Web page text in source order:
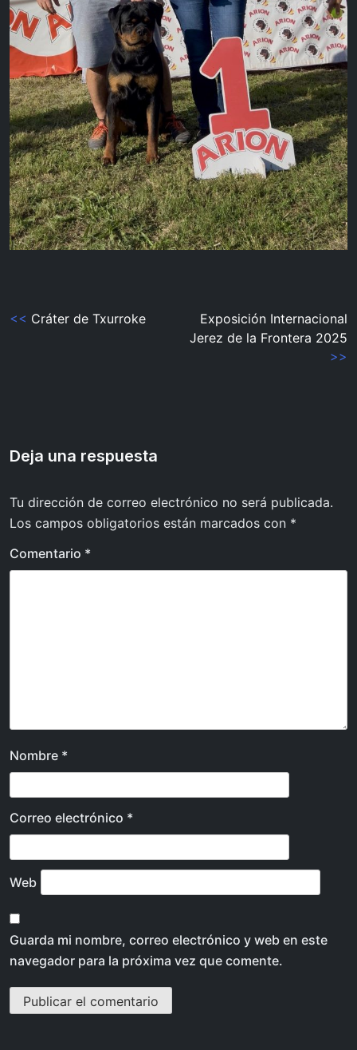
Navegación
<< Cráter de Txurroke
Exposición Internacional
Jerez de la Frontera 2025
>>
Deja una respuesta
Tu dirección de correo electrónico no será publicada.
Los campos obligatorios están marcados con *
Comentario *
Nombre *
Correo electrónico *
Web
Guarda mi nombre, correo electrónico y web en este
navegador para la próxima vez que comente.